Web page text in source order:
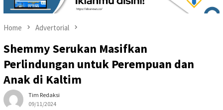
Home Advertorial
Shemmy Serukan Masifkan
Perlindungan untuk Perempuan dan
Anak di Kaltim
Tim Redaksi
09/11/2024